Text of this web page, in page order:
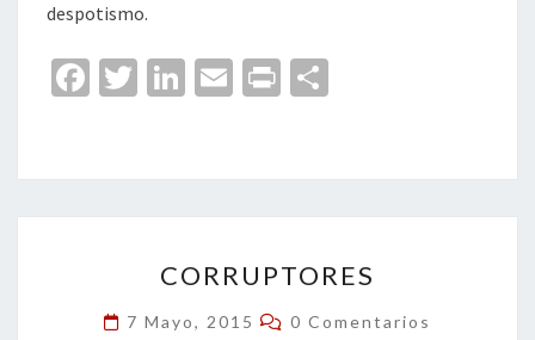
despotismo.
Fa
o
o
T
er
Li
dI
n
E
l
Pr
p
ar
tir
CORRUPTORES
7 Mayo, 2015 Comentarios
0 Comentarios